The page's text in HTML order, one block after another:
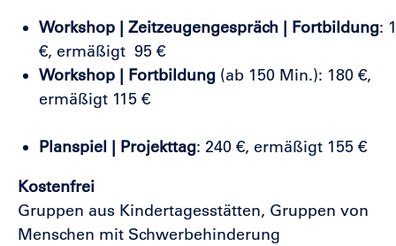
Workshop | Zeitzeugengespräch | Fortbildung:
€, ermäßigt 95 €
Workshop | Fortbildung (ab 150 Min.): 180 €,
ermäßigt 115 €
Planspiel | Projekttag: 240 €, ermäßigt 155 €
Kostenfrei
Gruppen aus Kindertagesstätten, Gruppen von
Menschen mit Schwerbehinderung